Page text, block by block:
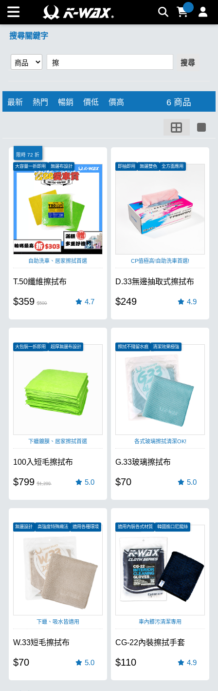
【擦】搜尋結果 | K-WAX台灣汽車美容材料
搜尋關鍵字
搜尋
最新 熱門 暢銷 價低 價高 6 商品
限時 72 折
大容量一拆即用
無邊布設計
吸水效果極強
自助洗車、居家擦拭首選
T.50纖維擦拭布
$359 $500 4.7
即抽即用 無邊雙色 全方面應用
CP值極高!自助洗車首選!
D.33無邊抽取式擦拭布
$249 4.9
大包裝一拆即用
超厚無邊布設計
下蠟鍍膜、居家擦拭首選
100入短毛擦拭布
$799 $1,299 5.0
擦拭不殘留水痕
清潔效果極強
特殊織法強韌耐用
各式玻璃擦拭清潔OK!
G.33玻璃擦拭布
$70 5.0
無邊設計 高強度特殊織法 適用各種環境
下蠟、吸水皆適用
W.33短毛擦拭布
$70 5.0
適用內裝各式材質
韓國進口尼龍絲
車內髒污清潔專用
CG-22內裝擦拭手套
$110 4.9